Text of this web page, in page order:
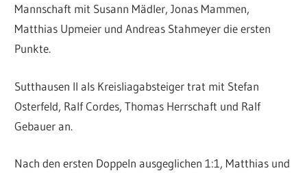
Mannschaft mit Susann Mädler, Jonas Mammen,
Matthias Upmeier und Andreas Stahmeyer die ersten
Punkte.
Sutthausen II als Kreisliagabsteiger trat mit Stefan
Osterfeld, Ralf Cordes, Thomas Herrschaft und Ralf
Gebauer an.
Nach den ersten Doppeln ausgeglichen 1:1, Matthias und